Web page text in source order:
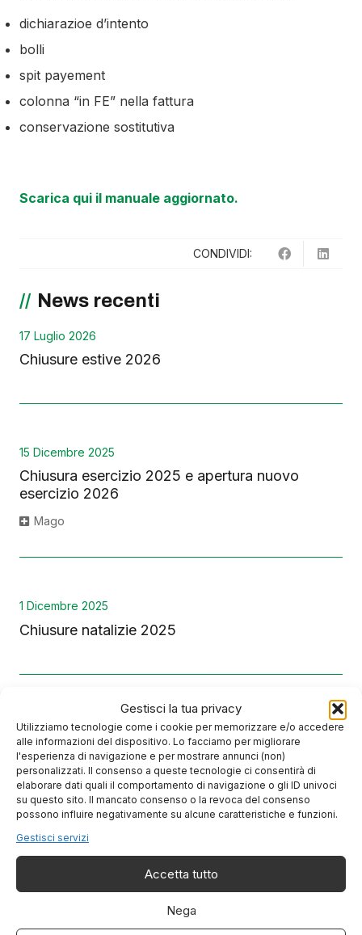
Gestisci la tua privacy
Utilizziamo tecnologie come i cookie per memorizzare e/o accedere
alle informazioni del dispositivo. Lo facciamo per migliorare
l'esperienza di navigazione e per mostrare annunci (non)
personalizzati. Il consenso a queste tecnologie ci consentirà di
elaborare dati quali il comportamento di navigazione o gli ID univoci
su questo sito. Il mancato consenso o la revoca del consenso
possono influire negativamente su alcune caratteristiche e funzioni.
Gestisci servizi
Accetta tutto
Nega
dichiarazioe d’intento
bolli
spit payement
colonna “in FE” nella fattura
conservazione sostitutiva
Scarica qui il manuale aggiornato.
CONDIVIDI:
News recenti
17 Luglio 2026
Chiusure estive 2026
15 Dicembre 2025
Chiusura esercizio 2025 e apertura nuovo
esercizio 2026
Mago
1 Dicembre 2025
Chiusure natalizie 2025
Chiedici di più sui nostri servizi